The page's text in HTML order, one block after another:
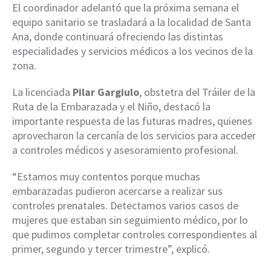
El coordinador adelantó que la próxima semana el
equipo sanitario se trasladará a la localidad de Santa
Ana, donde continuará ofreciendo las distintas
especialidades y servicios médicos a los vecinos de la
zona.
La licenciada Pilar Gargiulo, obstetra del Tráiler de la
Ruta de la Embarazada y el Niño, destacó la
importante respuesta de las futuras madres, quienes
aprovecharon la cercanía de los servicios para acceder
a controles médicos y asesoramiento profesional.
“Estamos muy contentos porque muchas
embarazadas pudieron acercarse a realizar sus
controles prenatales. Detectamos varios casos de
mujeres que estaban sin seguimiento médico, por lo
que pudimos completar controles correspondientes al
primer, segundo y tercer trimestre”, explicó.